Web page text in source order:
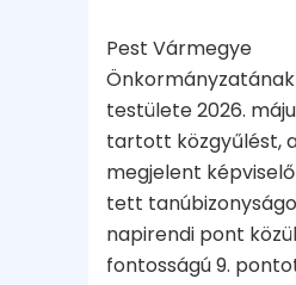
Pest Vármegye
testülete 2026.
tartott közgyűlést,
megjelent
tett
napirendi pont
fontosságú 9.